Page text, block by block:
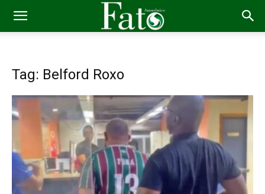
Tag: Belford Roxo